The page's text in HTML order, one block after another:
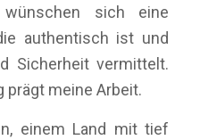
wünschen sich eine
authentisch ist und
Sicherheit vermittelt.
prägt meine Arbeit.
einem Land mit tief